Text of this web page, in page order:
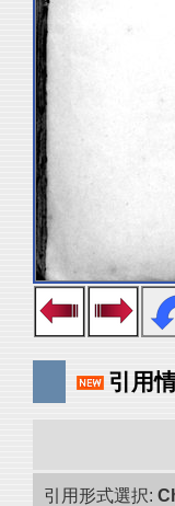
引用
引用形式選択: